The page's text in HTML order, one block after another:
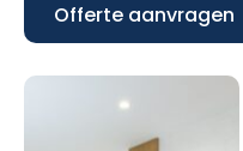
Offerte aanvragen